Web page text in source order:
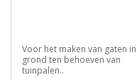
Voor het maken van gaten in
grond ten behoeven van
tuinpalen..